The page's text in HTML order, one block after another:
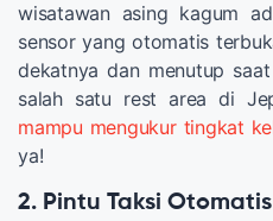
wisatawan asing kagum
sensor yang otomatis
dekatnya dan menutup
salah satu rest area di
mampu mengukur tingkat
ya!
2. Pintu Taksi Otomatis